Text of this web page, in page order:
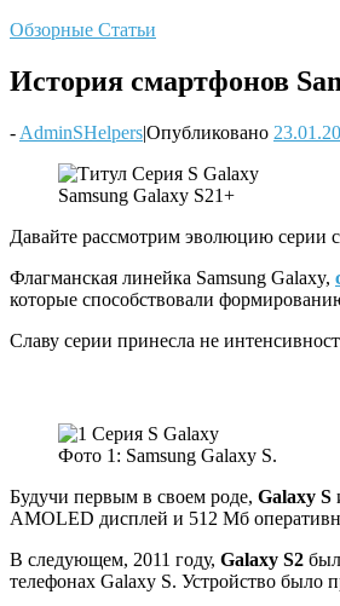
Обзорные Статьи
История смартфонов
- AdminSHelpers|Опубликовано
Samsung Galaxy S21+
Давайте рассмотрим эволюцию серии
Флагманская линейка Samsung Galaxy,
которые способствовали
Славу серии принесла не
Фото 1: Samsung Galaxy S.
Будучи первым в своем роде, Galaxy S
AMOLED дисплей и 512 Мб
В следующем, 2011 году, Galaxy S2
телефонах Galaxy S. Устройство было